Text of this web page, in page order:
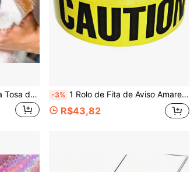
Conjunto de Tesouras para Tosa de Animais de Estimação para Cães e Gatos com Pontas Arredondadas, Tesoura de Corte de Olho de Cachorro em Aço Inoxidável, Kit de Tesouras para Tosa de Animais de Estimação, Ferramentas Profissionais de Tosa Doméstica para Animais Grandes e Pequenos -3% 1 Rolo de Fita de Aviso Amarela de Alta Qualidade, 3 Polegadas X 328/656/1000 Pés para Decorações de Halloween | Fita de Aviso de Perigo Brilhante com Texto Preto em Negrito, Perfeita para Eventos Esportivos, Zonas de Construção e Decoração de Halloween
R$43,82